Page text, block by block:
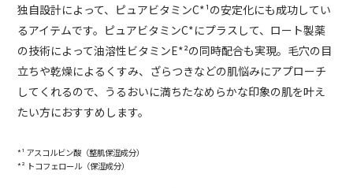
独自設計によって、ピュアビタミンC*¹の安定化にも成功してい
るアイテムです。ピュアビタミンC*にプラスして、ロート製薬
の技術によって油溶性ビタミンE*²の同時配合も実現。毛穴の目
立ちや乾燥によるくすみ、ざらつきなどの肌悩みにアプローチ
してくれるので、うるおいに満ちたなめらかな印象の肌を叶え
たい方におすすめします。
*¹ アスコルビン酸（整肌保湿成分）
*² トコフェロール（保湿成分）